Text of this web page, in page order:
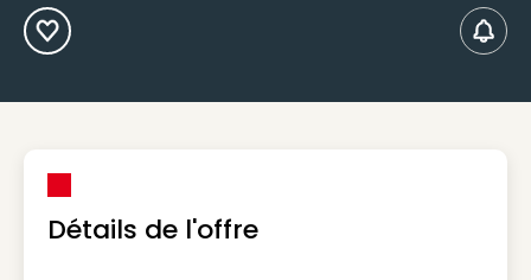
Ajouter aux Favoris
Détails de l'offre